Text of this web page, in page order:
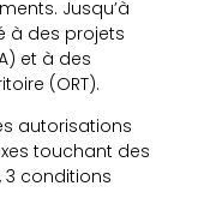
Jusqu’à
à des projets
et à des
(ORT).
autorisations
touchant des
3 conditions